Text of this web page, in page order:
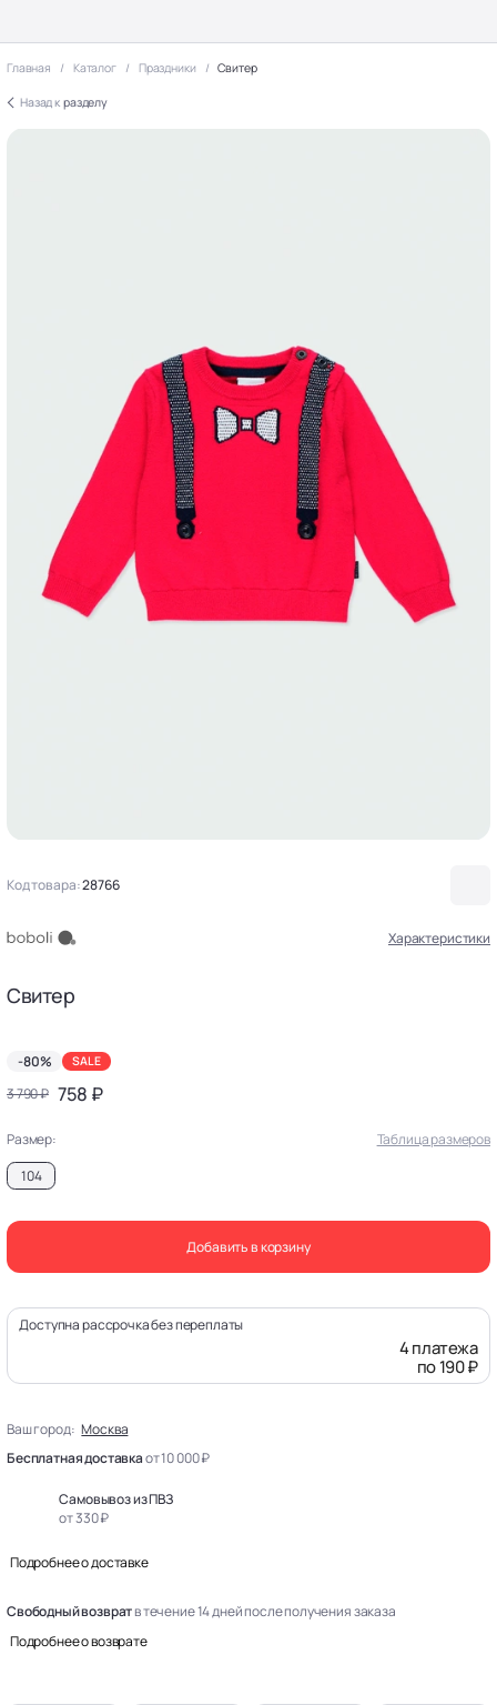
Главная Каталог Праздники Свитер
Назад к разделу
Код товара:28766
Характеристики
Свитер
-80% SALE
3 790 ₽ 758 ₽
Размер:
Таблица размеров
104
Добавить в корзину
Доступна рассрочка без переплаты
4 платежа
по 190 ₽
Ваш город: Москва
Бесплатная доставкаот 10 000 ₽
Самовывоз из ПВЗ
от 330 ₽
Подробнее о доставке
Свободный возвратв течение 14 дней после получения заказа
Подробнее о возврате